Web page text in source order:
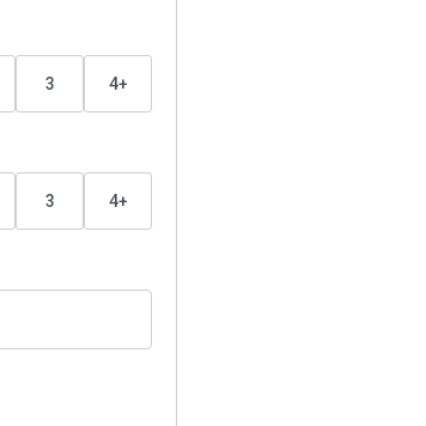
3 4+
3 4+